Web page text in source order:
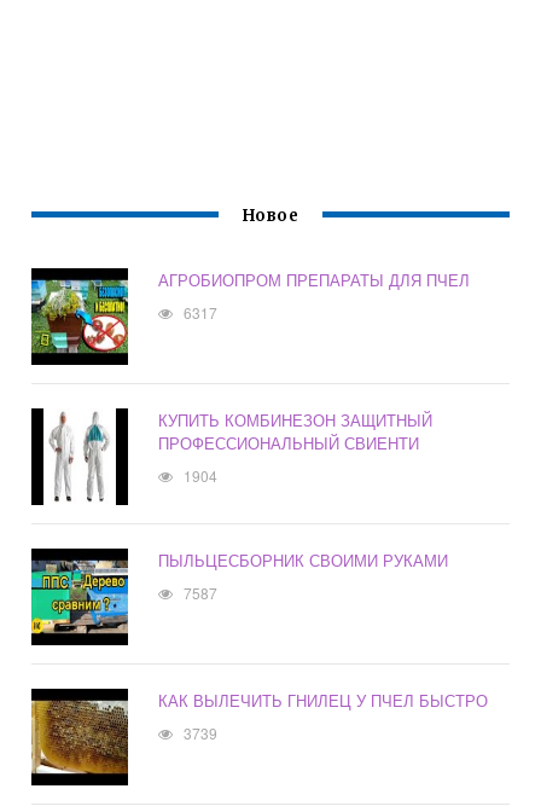
Новое
АГРОБИОПРОМ ПРЕПАРАТЫ ДЛЯ ПЧЕЛ
6317
КУПИТЬ КОМБИНЕЗОН ЗАЩИТНЫЙ
ПРОФЕССИОНАЛЬНЫЙ СВИЕНТИ
1904
ПЫЛЬЦЕСБОРНИК СВОИМИ РУКАМИ
7587
КАК ВЫЛЕЧИТЬ ГНИЛЕЦ У ПЧЕЛ БЫСТРО
3739